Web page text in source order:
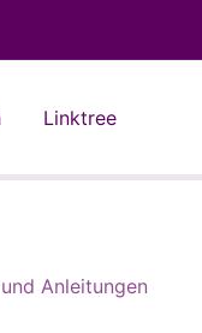
Linktree
Anleitungen